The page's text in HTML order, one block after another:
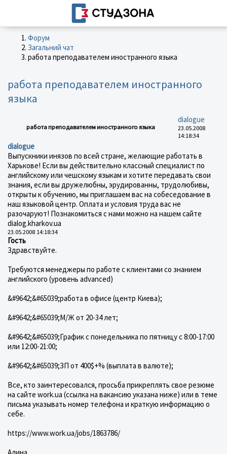
Форум
Загальний чат
работа преподавателем иностранного языка
работа преподавателем иностранного
языка
работа преподавателем иностранного языка
dialogue
23.05.2008
14:18:34
dialogue
Выпускники инязов по всей стране, желающие работать в
Харькове! Если вы действительно классный специалист по
английскому или чешскому языкам и хотите передавать свои
знания, если вы дружелюбны, эрудированны, трудолюбивы,
открыты к обучению, мы приглашаем вас на собеседование в
наш языковой центр. Оплата и условия труда вас не
разочаруют! Познакомиться с нами можно на нашем сайте
dialog.kharkov.ua
23.05.2008 14:18:34
Гость
Здравствуйте.
Требуются менеджеры по работе с клиентами со знанием
английского (уровень advanced)
&#9642;&#65039;работа в офисе (центр Киева);
&#9642;&#65039;М/Ж от 20-34 лет;
&#9642;&#65039;График с понедельника по пятницу с 8:00-17:00
или 12:00-21:00;
&#9642;&#65039;ЗП от 400$+% (выплата в валюте);
Все, кто заинтересовался, просьба прикреплять свое резюме
на сайте work.ua (ссылка на вакансию указана ниже) или в теме
письма указывать номер телефона и краткую информацию о
себе.
https://www.work.ua/jobs/1863786/